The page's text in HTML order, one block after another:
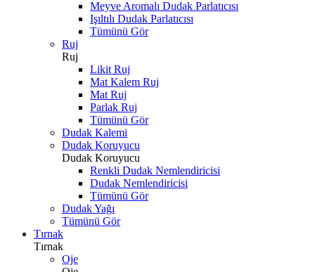
Meyve Aromalı Dudak Parlatıcısı
Işıltılı Dudak Parlatıcısı
Tümünü Gör
Ruj
Ruj
Likit Ruj
Mat Kalem Ruj
Mat Ruj
Parlak Ruj
Tümünü Gör
Dudak Kalemi
Dudak Koruyucu
Dudak Koruyucu
Renkli Dudak Nemlendiricisi
Dudak Nemlendiricisi
Tümünü Gör
Dudak Yağı
Tümünü Gör
Tırnak
Tırnak
Oje